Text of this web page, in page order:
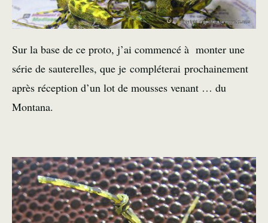
Sur la base de ce proto, j’ai commencé à monter une
série de sauterelles, que je compléterai prochainement
après réception d’un lot de mousses venant … du
Montana.